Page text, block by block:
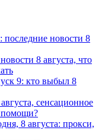
новости 8
8 августа, что
9: кто выбыл 8
сенсационное
помощи?
8 августа: прокси,